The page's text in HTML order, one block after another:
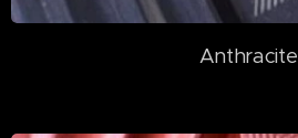
Anthracite